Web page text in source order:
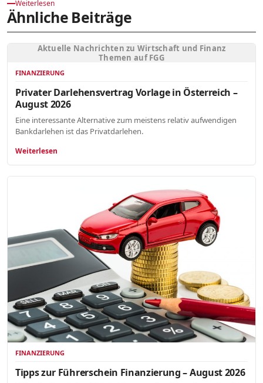
Weiterlesen
Ähnliche Beiträge
Aktuelle Nachrichten zu Wirtschaft und Finanz
Themen auf FGG
FINANZIERUNG
Privater Darlehensvertrag Vorlage in Österreich –
August 2026
Eine interessante Alternative zum meistens relativ aufwendigen
Bankdarlehen ist das Privatdarlehen.
Weiterlesen
FINANZIERUNG
Tipps zur Führerschein Finanzierung – August 2026